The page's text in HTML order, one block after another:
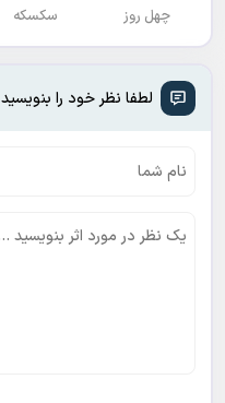
چهل روز سکسکه
لطفا نظر خود را بنویسید